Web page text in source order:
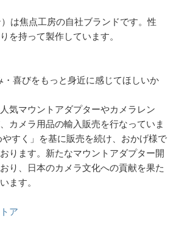
は焦点工房の自社ブランドです。性
を持って製作しています。
喜びをもっと身近に感じてほしいか
気マウントアダプターやカメラレン
カメラ用品の輸入販売を行なっていま
すく」を基に販売を続け、おかげ様で
ります。新たなマウントアダプター開
り、日本のカメラ文化への貢献を果た
ます。
ア